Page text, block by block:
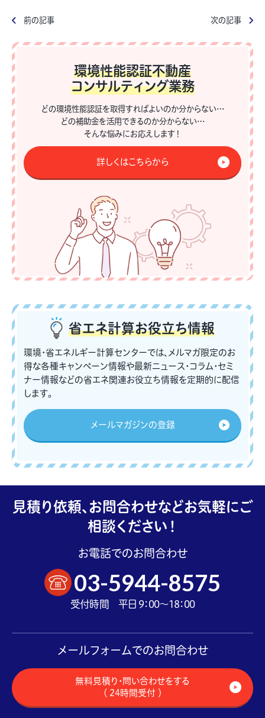
前の記事 次の記事
環境性能認証不動産
コンサルティング業務
どの環境性能認証を取得すればよいのか分からない…
どの補助金を活用できるのか分からない…
そんな悩みにお応えします！
詳しくはこちらから
省エネ計算お役立ち情報
環境・省エネルギー計算センターでは、メルマガ限定のお
得な各種キャンペーン情報や最新ニュース・コラム・セミ
ナー情報などの省エネ関連お役立ち情報を定期的に配信
します。
メールマガジンの登録
見積り依頼、お問合わせなどお気軽にご
相談ください！
お電話でのお問合わせ
03-5944-8575
受付時間 平日 9：00～18：00
メールフォームでのお問合わせ
無料見積り・問い合わせをする
（ 24時間受付 ）